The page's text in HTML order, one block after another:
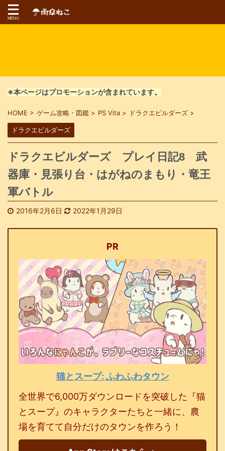
※本ページはプロモーションが含まれています。
HOME > ゲーム攻略・図鑑 > PS Vita > ドラクエビルダーズ >
ドラクエビルダーズ
ドラクエビルダーズ プレイ日記8 武
器庫・見張り台・はがねのまもり・竜王
軍バトル
2016年2月6日 2022年1月29日
PR
猫とスープ: ふわふわタウン
全世界で6,000万ダウンロードを突破した『猫
とスープ』のキャラクターたちと一緒に、農
場を育てて自分だけのタウンを作ろう！